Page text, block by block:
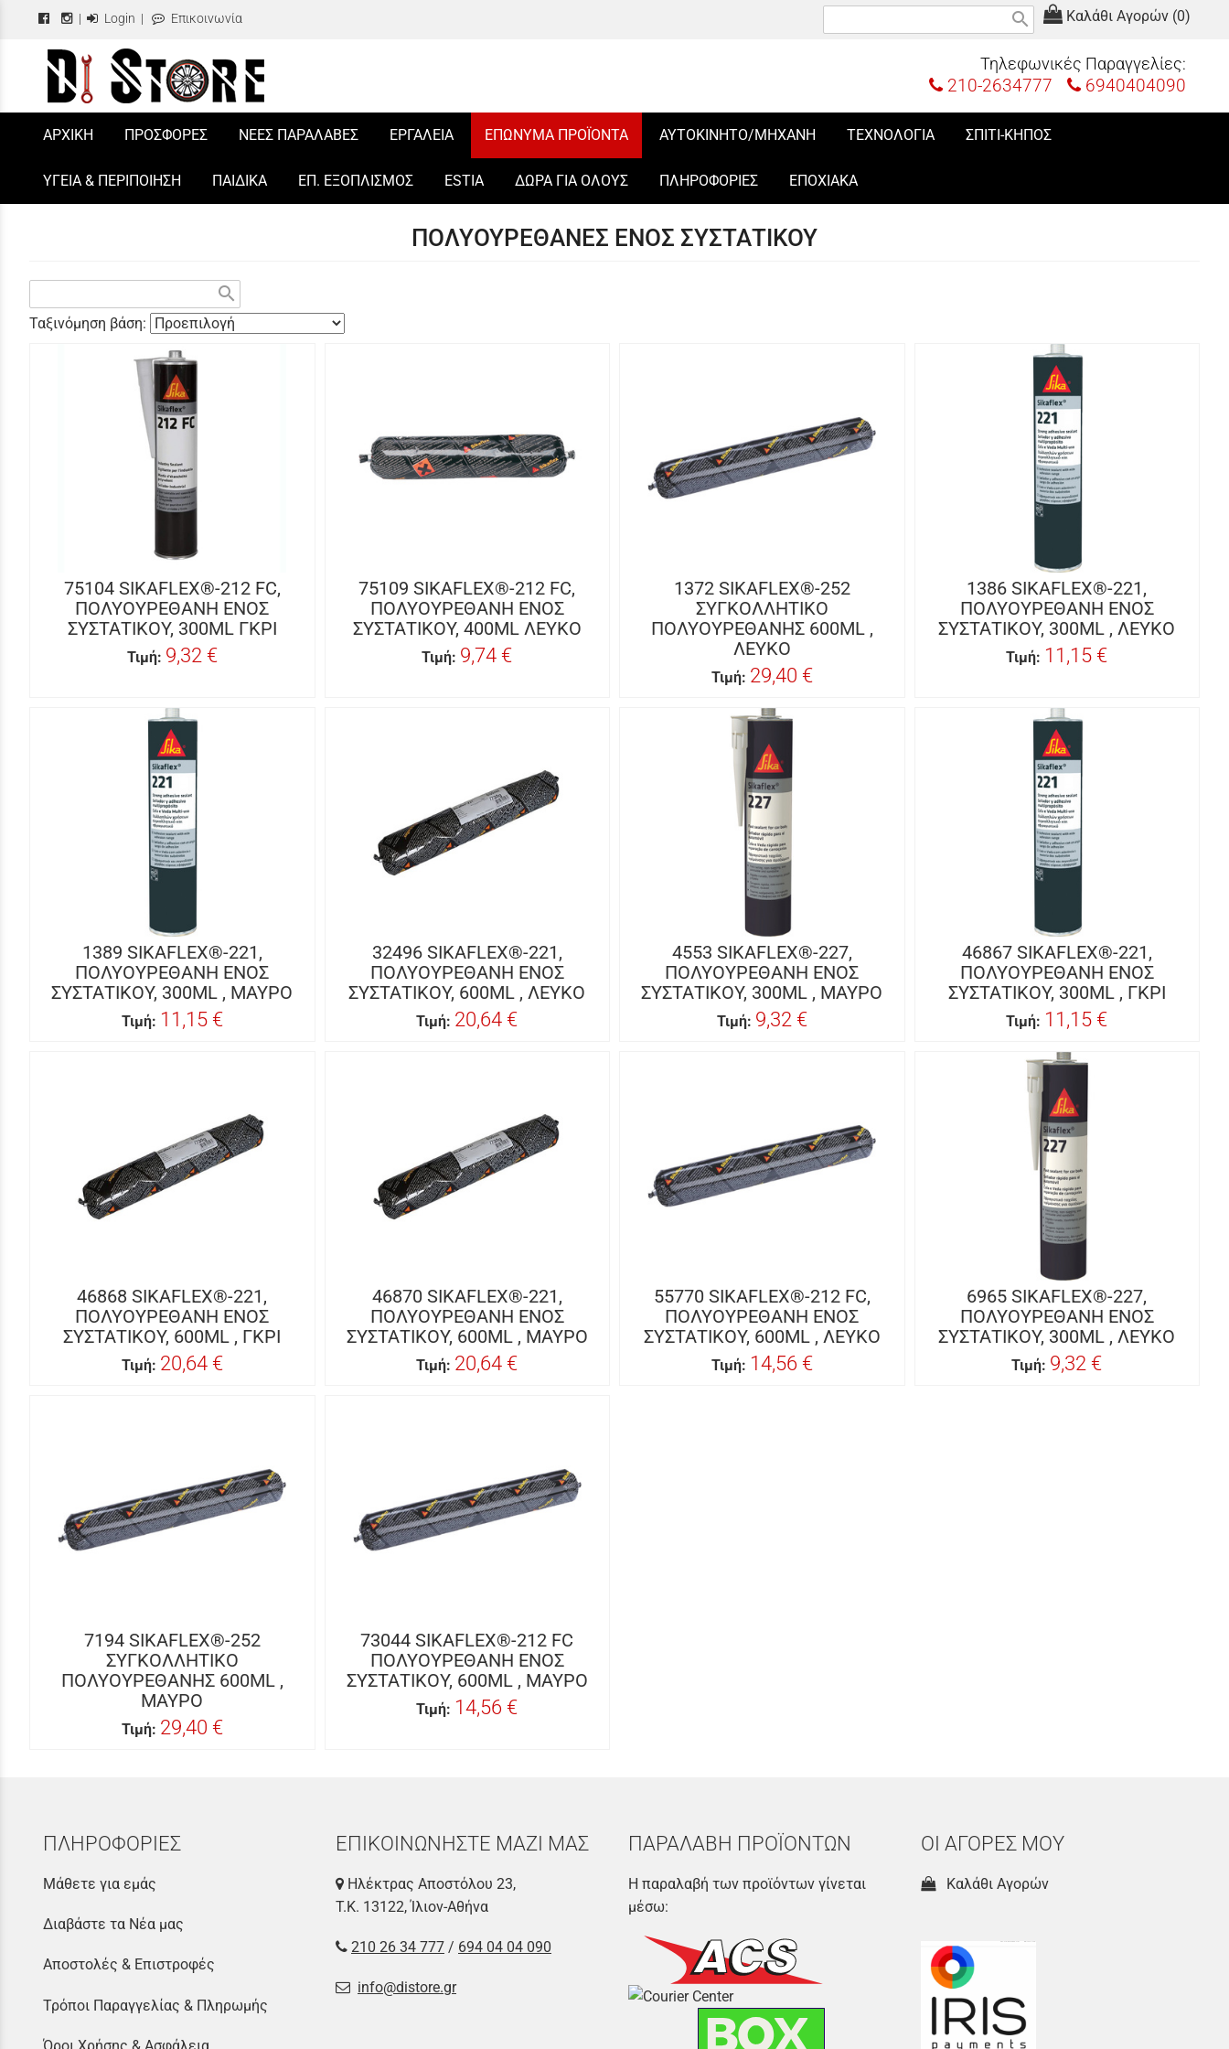
| Login | Επικοινωνία Καλάθι Αγορών (0)
search
Τηλεφωνικές Παραγγελίες:
210-2634777 6940404090
/
ΑΡΧΙΚΗ ΠΡΟΣΦΟΡΕΣ ΝΕΕΣ ΠΑΡΑΛΑΒΕΣ ΕΡΓΑΛΕΙΑ ΕΠΩΝΥΜΑ ΠΡΟΪΟΝΤΑ ΑΥΤΟΚΙΝΗΤΟ/ΜΗΧΑΝΗ ΤΕΧΝΟΛΟΓΙΑ ΣΠΙΤΙ-ΚΗΠΟΣ
ΥΓΕΙΑ & ΠΕΡΙΠΟΙΗΣΗ ΠΑΙΔΙΚΑ ΕΠ. ΕΞΟΠΛΙΣΜΟΣ ESTIA ΔΩΡΑ ΓΙΑ ΟΛΟΥΣ ΠΛΗΡΟΦΟΡΙΕΣ ΕΠΟΧΙΑΚΑ
ΠΟΛΥΟΥΡΕΘΑΝΕΣ ΕΝΟΣ ΣΥΣΤΑΤΙΚΟΥ
search
Ταξινόμηση βάση:
75104 SIKAFLEX®-212 FC,
ΠΟΛΥΟΥΡΕΘΑΝΗ ΕΝΟΣ
ΣΥΣΤΑΤΙΚΟΥ, 300ML ΓΚΡΙ
Τιμή: 9,32 €
75109 SIKAFLEX®-212 FC,
ΠΟΛΥΟΥΡΕΘΑΝΗ ΕΝΟΣ
ΣΥΣΤΑΤΙΚΟΥ, 400ML ΛΕΥΚΟ
Τιμή: 9,74 €
1372 SIKAFLEX®-252
ΣΥΓΚΟΛΛΗΤΙΚΟ
ΠΟΛΥΟΥΡΕΘΑΝΗΣ 600ML ,
ΛΕΥΚΟ
Τιμή: 29,40 €
1386 SIKAFLEX®-221,
ΠΟΛΥΟΥΡΕΘΑΝΗ ΕΝΟΣ
ΣΥΣΤΑΤΙΚΟΥ, 300ML , ΛΕΥΚΟ
Τιμή: 11,15 €
1389 SIKAFLEX®-221,
ΠΟΛΥΟΥΡΕΘΑΝΗ ΕΝΟΣ
ΣΥΣΤΑΤΙΚΟΥ, 300ML , ΜΑΥΡΟ
Τιμή: 11,15 €
32496 SIKAFLEX®-221,
ΠΟΛΥΟΥΡΕΘΑΝΗ ΕΝΟΣ
ΣΥΣΤΑΤΙΚΟΥ, 600ML , ΛΕΥΚΟ
Τιμή: 20,64 €
4553 SIKAFLEX®-227,
ΠΟΛΥΟΥΡΕΘΑΝΗ ΕΝΟΣ
ΣΥΣΤΑΤΙΚΟΥ, 300ML , ΜΑΥΡΟ
Τιμή: 9,32 €
46867 SIKAFLEX®-221,
ΠΟΛΥΟΥΡΕΘΑΝΗ ΕΝΟΣ
ΣΥΣΤΑΤΙΚΟΥ, 300ML , ΓΚΡΙ
Τιμή: 11,15 €
46868 SIKAFLEX®-221,
ΠΟΛΥΟΥΡΕΘΑΝΗ ΕΝΟΣ
ΣΥΣΤΑΤΙΚΟΥ, 600ML , ΓΚΡΙ
Τιμή: 20,64 €
46870 SIKAFLEX®-221,
ΠΟΛΥΟΥΡΕΘΑΝΗ ΕΝΟΣ
ΣΥΣΤΑΤΙΚΟΥ, 600ML , ΜΑΥΡΟ
Τιμή: 20,64 €
55770 SIKAFLEX®-212 FC,
ΠΟΛΥΟΥΡΕΘΑΝΗ ΕΝΟΣ
ΣΥΣΤΑΤΙΚΟΥ, 600ML , ΛΕΥΚΟ
Τιμή: 14,56 €
6965 SIKAFLEX®-227,
ΠΟΛΥΟΥΡΕΘΑΝΗ ΕΝΟΣ
ΣΥΣΤΑΤΙΚΟΥ, 300ML , ΛΕΥΚΟ
Τιμή: 9,32 €
7194 SIKAFLEX®-252
ΣΥΓΚΟΛΛΗΤΙΚΟ
ΠΟΛΥΟΥΡΕΘΑΝΗΣ 600ML ,
ΜΑΥΡΟ
Τιμή: 29,40 €
73044 SIKAFLEX®-212 FC
ΠΟΛΥΟΥΡΕΘΑΝΗ ΕΝΟΣ
ΣΥΣΤΑΤΙΚΟΥ, 600ML , ΜΑΥΡΟ
Τιμή: 14,56 €
ΠΛΗΡΟΦΟΡΙΕΣ
Μάθετε για εμάς
Διαβάστε τα Νέα μας
Αποστολές & Επιστροφές
Τρόποι Παραγγελίας & Πληρωμής
ΕΠΙΚΟΙΝΩΝΗΣΤΕ ΜΑΖΙ ΜΑΣ
Ηλέκτρας Αποστόλου 23,
Τ.Κ. 13122, Ίλιον-Αθήνα
210 26 34 777 / 694 04 04 090
info@distore.gr
ΠΑΡΑΛΑΒΗ ΠΡΟΪΟΝΤΩΝ
Η παραλαβή των προϊόντων γίνεται
μέσω:
ΟΙ ΑΓΟΡΕΣ ΜΟΥ
Καλάθι Αγορών